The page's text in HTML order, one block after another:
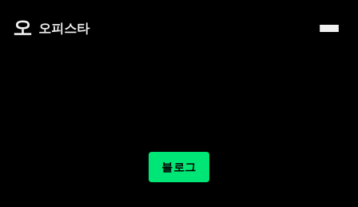
오 오피스타
따뜻한 쉼, 국내 프리미엄 온천 9선
온천의 여운을 정리하는 법 – 전국 온천 후 프리미엄 마사
마사지
예약전 정보 5가지
블로그